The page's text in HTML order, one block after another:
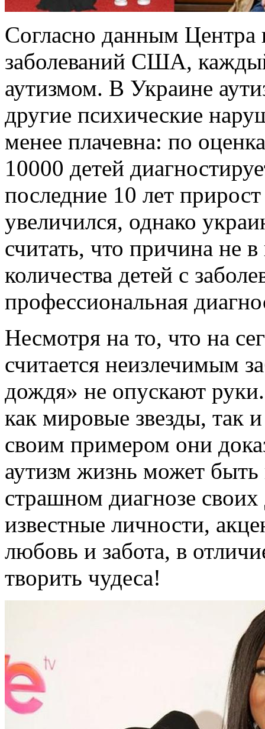
Согласно данным Центра
заболеваний США,
аутизмом. В Украине
другие психические
менее плачевна: по
10000 детей
последние 10 лет
увеличился, однако
считать, что причина не
количества детей с
профессиональная
Несмотря на то, что на
считается неизлечимым
дождя» не опускают
как мировые звезды, так
своим примером они
аутизм жизнь может быть
страшном диагнозе
известные личности,
любовь и забота, в
творить чудеса!